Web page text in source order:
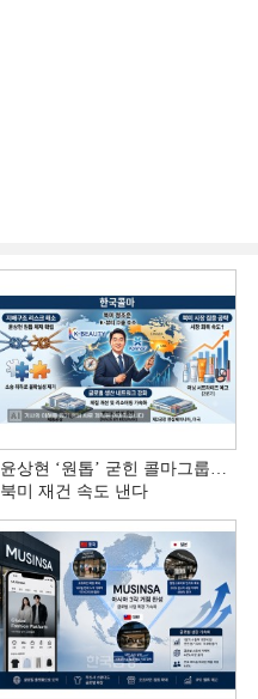
윤상현 ‘원톱ʼ 굳힌 콜마그룹…
북미 재건 속도 낸다